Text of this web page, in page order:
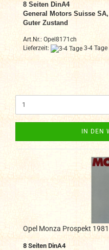
8 Seiten DinA4
General Motors Suisse SA,
Guter Zustand
Art.Nr.: Opel8171ch
Lieferzeit:
3-4 Tage
IN DEN
Opel Monza Prospekt 1981
8 Seiten DinA4